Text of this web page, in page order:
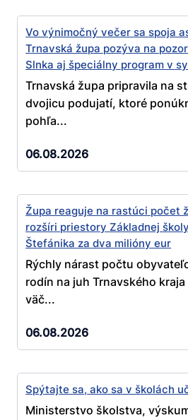
Vo výnimočný večer sa spoja
Trnavská župa pozýva na
Slnka aj špeciálny program v
Trnavská župa pripravila na
dvojicu podujatí, ktoré
pohľa...
06.08.2026
Župa reaguje na rastúci počet
rozšíri priestory Základnej
Štefánika za dva milióny eur
Rýchly nárast počtu
rodín na juh Trnavského
väč...
06.08.2026
Spýtajte sa, ako sa v školách
Ministerstvo školstva,